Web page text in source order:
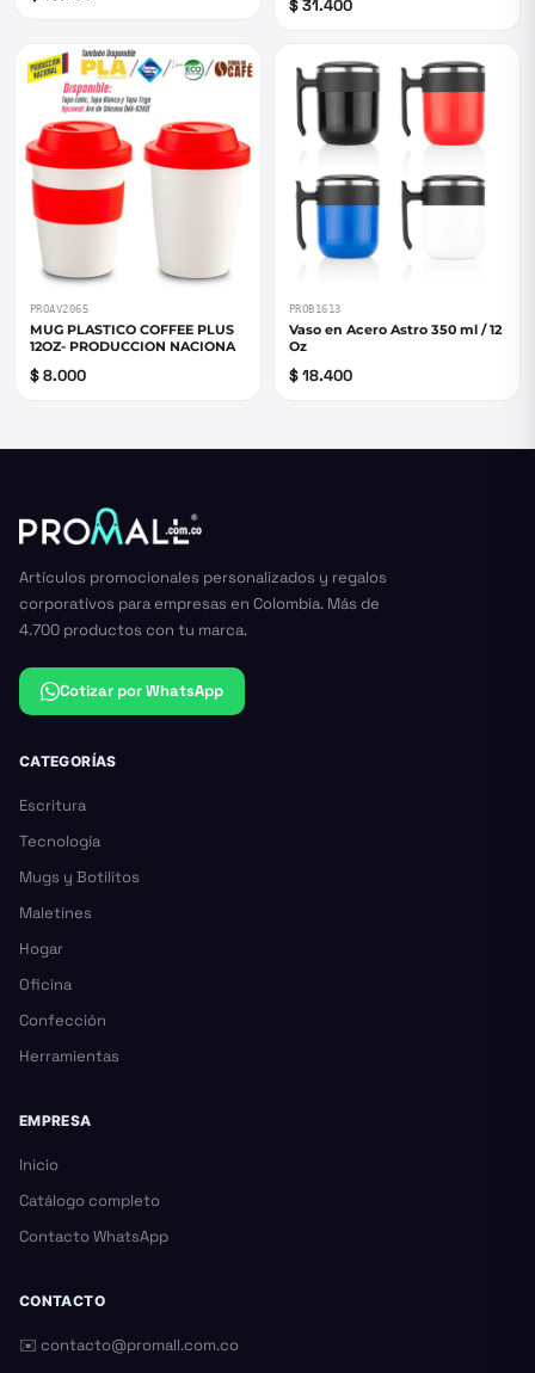
$ 31.400
PROAV2065
MUG PLASTICO COFFEE PLUS
12OZ- PRODUCCION NACIONA
$ 8.000
PROB1613
Vaso en Acero Astro 350 ml / 12
Oz
$ 18.400
Artículos promocionales personalizados y regalos
corporativos para empresas en Colombia. Más de
4.700 productos con tu marca.
Cotizar por WhatsApp
CATEGORÍAS
Escritura
Tecnología
Mugs y Botilitos
Maletines
Hogar
Oficina
Confección
Herramientas
EMPRESA
Inicio
Catálogo completo
Contacto WhatsApp
CONTACTO
✉️ contacto@promall.com.co